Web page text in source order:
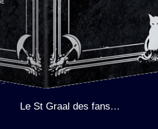
Le St Graal des fans…